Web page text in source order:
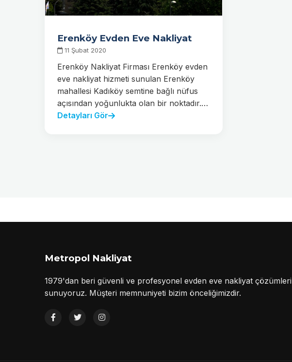
Erenköy Evden Eve Nakliyat
11 Şubat 2020
Erenköy Nakliyat Firması Erenköy evden
eve nakliyat hizmeti sunulan Erenköy
mahallesi Kadıköy semtine bağlı nüfus
açısından yoğunlukta olan bir noktadır.…
Detayları Gör
Metropol Nakliyat
1979'dan beri güvenli ve profesyonel evden eve nakliyat çözümleri
sunuyoruz. Müşteri memnuniyeti bizim önceliğimizdir.